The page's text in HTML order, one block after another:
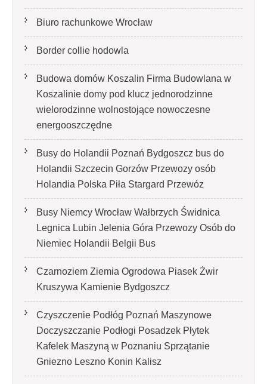
Biuro rachunkowe Wrocław
Border collie hodowla
Budowa domów Koszalin Firma Budowlana w
Koszalinie domy pod klucz jednorodzinne
wielorodzinne wolnostojące nowoczesne
energooszczędne
Busy do Holandii Poznań Bydgoszcz bus do
Holandii Szczecin Gorzów Przewozy osób
Holandia Polska Piła Stargard Przewóz
Busy Niemcy Wrocław Wałbrzych Świdnica
Legnica Lubin Jelenia Góra Przewozy Osób do
Niemiec Holandii Belgii Bus
Czarnoziem Ziemia Ogrodowa Piasek Żwir
Kruszywa Kamienie Bydgoszcz
Czyszczenie Podłóg Poznań Maszynowe
Doczyszczanie Podłogi Posadzek Płytek
Kafelek Maszyną w Poznaniu Sprzątanie
Gniezno Leszno Konin Kalisz